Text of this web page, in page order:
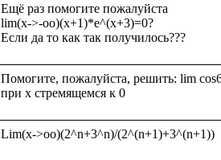
Ещё раз помогите пожалуйста
lim(x->-oo)(x+1)*e^(x+3)=0?
Помогите, пожалуйста, решить: lim